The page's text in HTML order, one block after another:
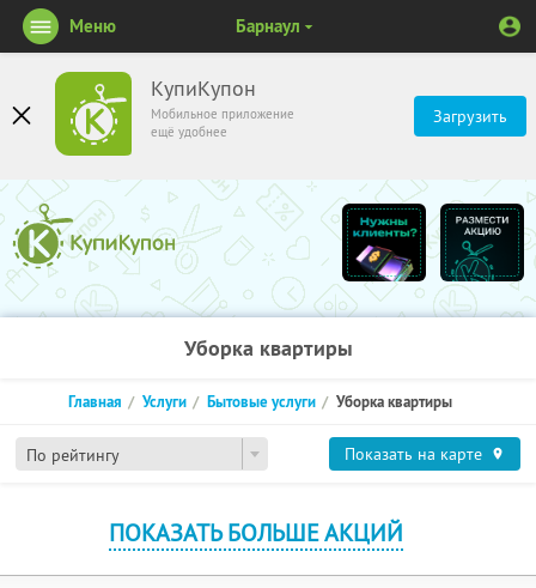
КупиКупон
Мобильное приложение
ещё удобнее
Загрузить
Меню Барнаул
Уборка квартиры
По рейтингу
Главная Услуги Бытовые услуги Уборка квартиры
Показать на карте
ПОКАЗАТЬ БОЛЬШЕ АКЦИЙ